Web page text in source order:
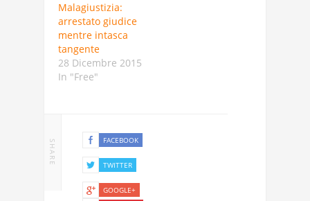
Malagiustizia:
arrestato giudice
mentre intasca
tangente
28 Dicembre 2015
In "Free"
SHARE FACEBOOK
TWITTER
GOOGLE+